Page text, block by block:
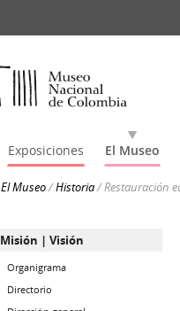
Exposiciones El Museo
El Museo/Historia/Restauración
Misión | Visión
Organigrama
Directorio